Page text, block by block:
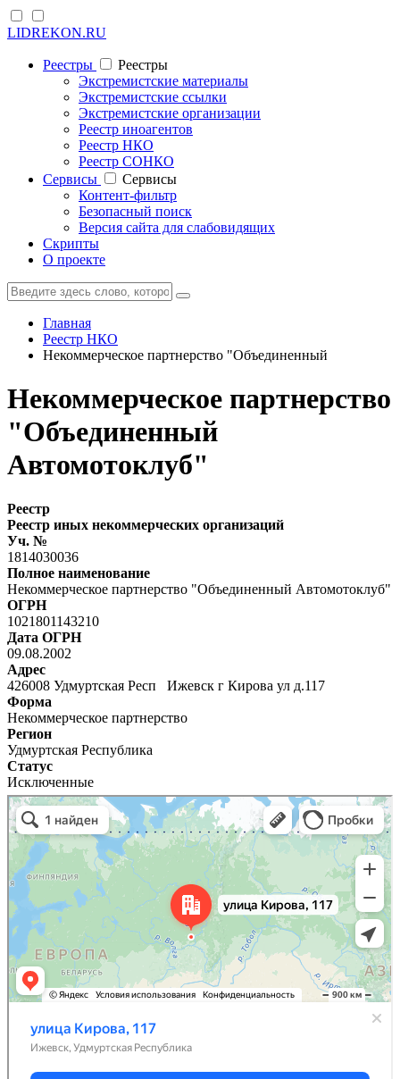
LIDREKON.RU
Реестры
Реестры
Экстремистские материалы
Экстремистские ссылки
Экстремистские организации
Реестр иноагентов
Реестр НКО
Реестр СОНКО
Cервисы
Cервисы
Контент-фильтр
Безопасный поиск
Версия сайта для слабовидящих
Скрипты
О проекте
Главная
Реестр НКО
Некоммерческое партнерство "Объединенный
Некоммерческое партнерство
"Объединенный
Автомотоклуб"
Реестр
Реестр иных некоммерческих организаций
Уч. №
1814030036
Полное наименование
Некоммерческое партнерство "Объединенный Автомотоклуб"
ОГРН
1021801143210
Дата ОГРН
09.08.2002
Адрес
426008 Удмуртская Респ Ижевск г Кирова ул д.117
Форма
Некоммерческое партнерство
Регион
Удмуртская Республика
Статус
Исключенные